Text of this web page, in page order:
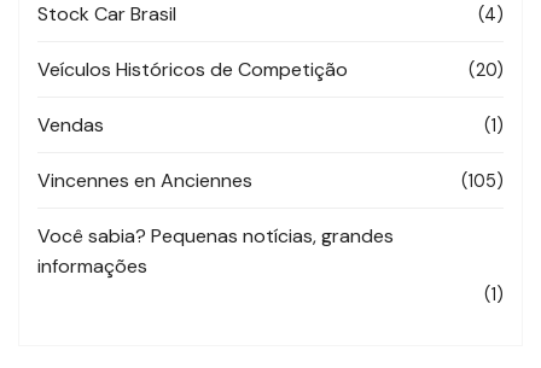
Stock Car Brasil (4)
Veículos Históricos de Competição (20)
Vendas (1)
Vincennes en Anciennes (105)
Você sabia? Pequenas notícias, grandes
informações
(1)